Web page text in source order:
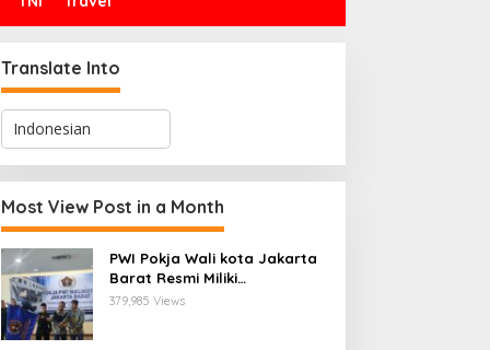
Translate Into
Most View Post in a Month
PWI Pokja Wali kota Jakarta
Barat Resmi Miliki
Kepengurusan dan
379,985 Views